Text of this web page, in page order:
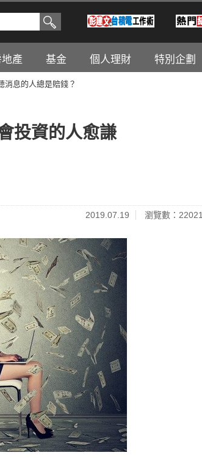
地產 基金 個人理財 特別企劃
消息的人總是賠錢？
投資的人愈謙
2019.07.19 瀏覽數：22021